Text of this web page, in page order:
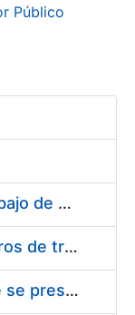
Público
Suministro de Protectores Auditivos a medida para las personas trabajadoras de los Centros de Trabajo de Madrid y Burgos
Suministro de gafas graduadas antiproyecciones para los trabajadores de la FNMT-RCM en los centros de trabajo de Madrid y Burgos
Servicios de una empresa externa para el asesoramiento y resolución de los recursos de alzada que se presentan relacionados con procesos de selección para la FNMT-RCM